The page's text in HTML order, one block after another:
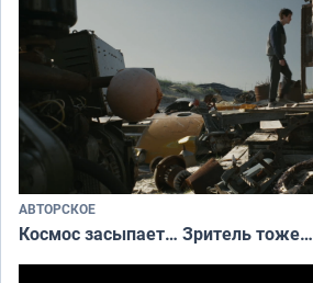
АВТОРСКОЕ
Космос засыпает… Зритель тоже…